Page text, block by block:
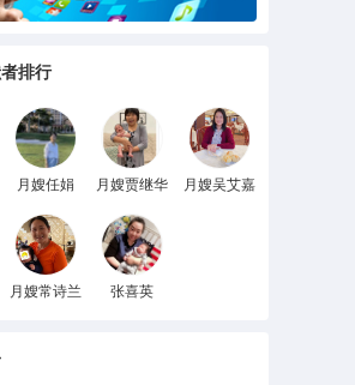
排行
月嫂任娟 月嫂贾继华 月嫂吴艾嘉
月嫂常诗兰 张喜英